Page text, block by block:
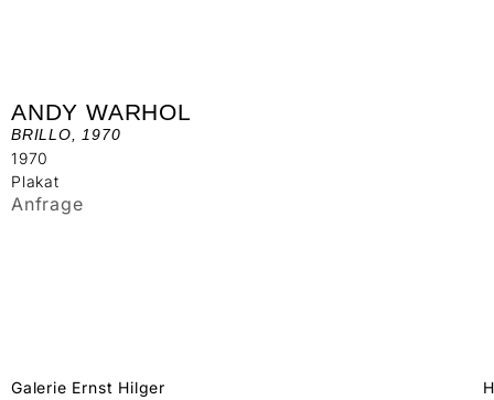
ANDY WARHOL
BRILLO, 1970
1970
Plakat
Anfrage
Galerie Ernst Hilger